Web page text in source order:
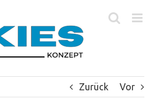
Zurück Vor